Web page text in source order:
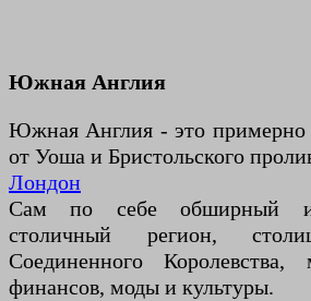
Южная Англия
Южная Англия - это примерно
от Уоша и Бристольского
Лондон
Сам по себе обширный и
столичный регион,
Соединенного Королевства,
финансов, моды и культуры.